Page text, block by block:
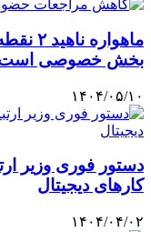
بخش خصوصی
۱۴۰۴/۰۵/۱۰
دستور فوری وزیر
کارهای دیجیتال
۱۴۰۴/۰۴/۰۲